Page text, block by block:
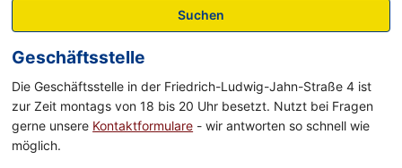
Suchen
Geschäftsstelle
Die Geschäftsstelle in der Friedrich-Ludwig-Jahn-Straße 4 ist
zur Zeit montags von 18 bis 20 Uhr besetzt. Nutzt bei Fragen
gerne unsere Kontaktformulare - wir antworten so schnell wie
möglich.